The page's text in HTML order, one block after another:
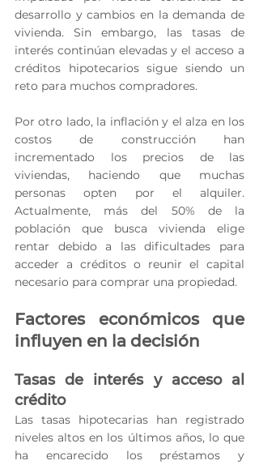
desarrollo y cambios en la demanda de
vivienda. Sin embargo, las tasas de
interés continúan elevadas y el acceso a
créditos hipotecarios sigue siendo un
reto para muchos compradores.
Por otro lado, la inflación y el alza en los
costos de construcción han
incrementado los precios de las
viviendas, haciendo que muchas
personas opten por el alquiler.
Actualmente, más del 50% de la
población que busca vivienda elige
rentar debido a las dificultades para
acceder a créditos o reunir el capital
necesario para comprar una propiedad.
Factores económicos que
influyen en la decisión
Tasas de interés y acceso al
crédito
Las tasas hipotecarias han registrado
niveles altos en los últimos años, lo que
ha encarecido los préstamos y